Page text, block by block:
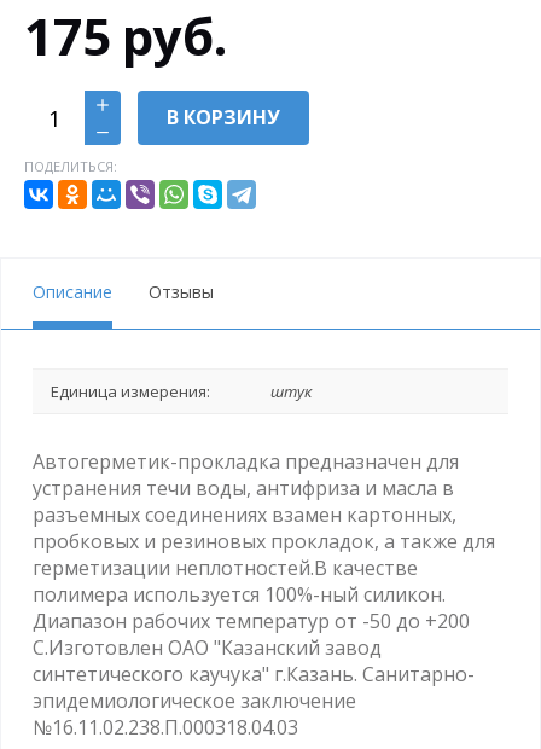
175 руб.
В КОРЗИНУ
ПОДЕЛИТЬСЯ:
Описание Отзывы
Единица измерения: штук
Автогерметик-прокладка предназначен для
устранения течи воды, антифриза и масла в
разъемных соединениях взамен картонных,
пробковых и резиновых прокладок, а также для
герметизации неплотностей.В качестве
полимера используется 100%-ный силикон.
Диапазон рабочих температур от -50 до +200
С.Изготовлен ОАО "Казанский завод
синтетического каучука" г.Казань. Санитарно-
эпидемиологическое заключение
№16.11.02.238.П.000318.04.03